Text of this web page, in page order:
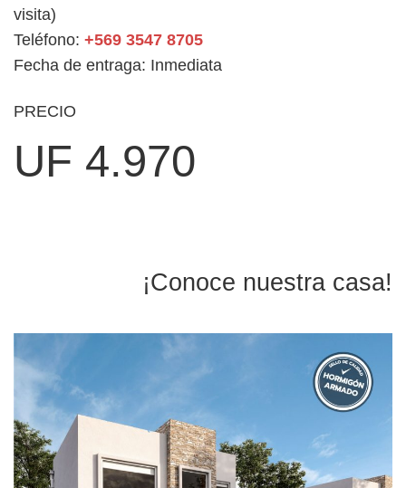
visita)
Teléfono: +569 3547 8705
Fecha de entraga: Inmediata
PRECIO
UF 4.970
¡Conoce nuestra casa!